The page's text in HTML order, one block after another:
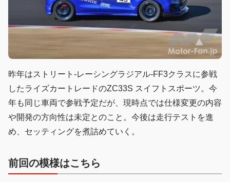
昨年はストリート-レーシングラジアル-FF3クラスに参戦
したライズカートレードのZC33S スイフトスポーツ。今
年も同じ車両で参戦予定だが、現時点では仕様変更の内容
や開発の方向性は未定とのこと。今後は走行テストを進
め、セッティングを煮詰めていく。
前回の模様はこちら